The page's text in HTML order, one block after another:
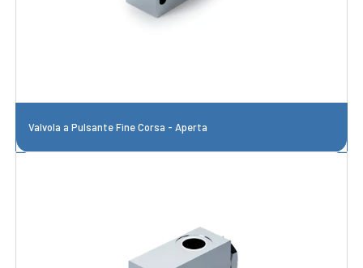
Valvola a Pulsante Fine Corsa - Aperta